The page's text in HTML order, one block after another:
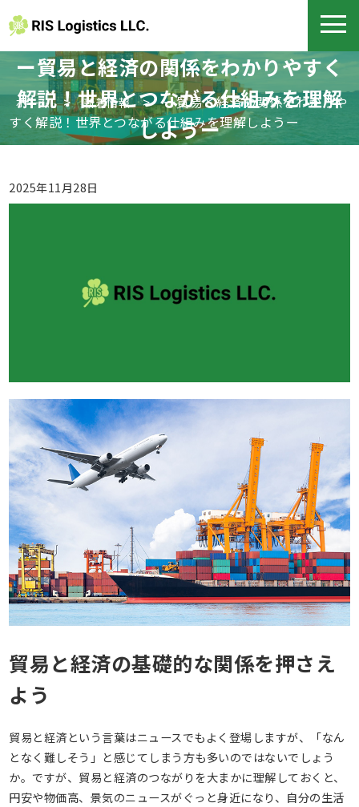
ー貿易と経済の関係をわかりやすく
解説！世界とつながる仕組みを理解
しようー
ホーム > 新着情報 >
ー貿易と経済の関係をわかりや
すく解説！世界とつながる仕組みを理解しようー
2025年11月28日
貿易と経済の基礎的な関係を押さえ
よう
貿易と経済という言葉はニュースでもよく登場しますが、「なん
となく難しそう」と感じてしまう方も多いのではないでしょう
か。ですが、貿易と経済のつながりを大まかに理解しておくと、
円安や物価高、景気のニュースがぐっと身近になり、自分の生活